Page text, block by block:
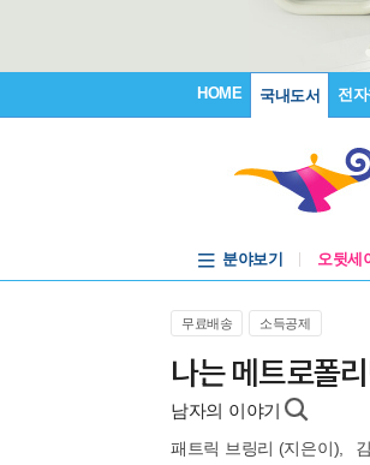
HOME 국내도서 전자
분야보기 오뒷세
무료배송 소득공제
나는 메트로폴
남자의 이야기
패트릭 브링리 (지은이),